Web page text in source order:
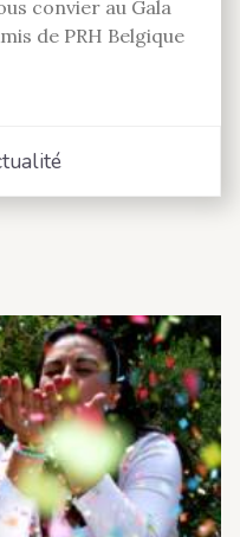
convier au Gala
de PRH Belgique